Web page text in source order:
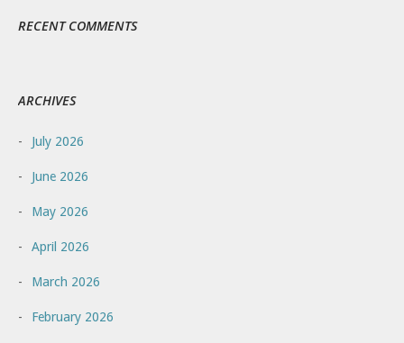
RECENT COMMENTS
ARCHIVES
July 2026
June 2026
May 2026
April 2026
March 2026
February 2026